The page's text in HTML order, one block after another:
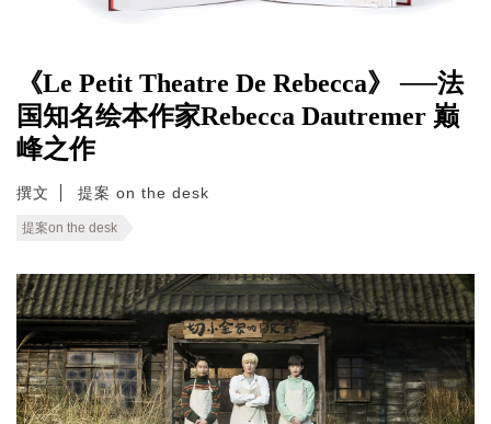
《Le Petit Theatre De Rebecca》 ──法
国知名绘本作家Rebecca Dautremer 巅
峰之作
撰文 提案 on the desk
提案on the desk